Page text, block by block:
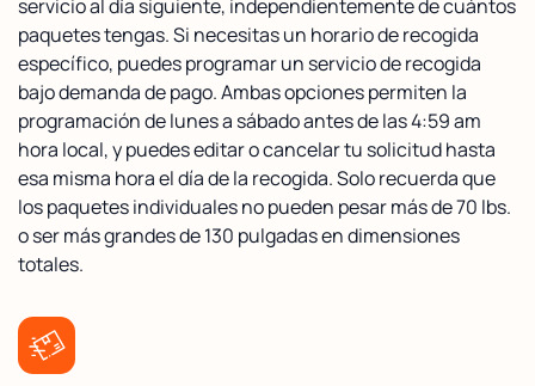
servicio al día siguiente, independientemente de cuántos
paquetes tengas. Si necesitas un horario de recogida
específico, puedes programar un servicio de recogida
bajo demanda de pago. Ambas opciones permiten la
programación de lunes a sábado antes de las 4:59 am
hora local, y puedes editar o cancelar tu solicitud hasta
esa misma hora el día de la recogida. Solo recuerda que
los paquetes individuales no pueden pesar más de 70 lbs.
o ser más grandes de 130 pulgadas en dimensiones
totales.